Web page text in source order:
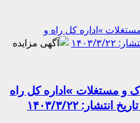
»اداره­ کل راه و
۳/۲۲
مستغلات »اداره­ کل راه
۱۴۰۳/۳/۲۲